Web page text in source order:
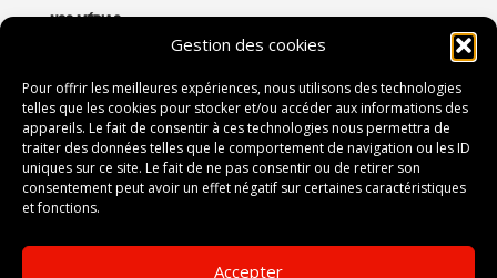
Gestion des cookies
Pour offrir les meilleures expériences, nous utilisons des technologies
telles que les cookies pour stocker et/ou accéder aux informations des
appareils. Le fait de consentir à ces technologies nous permettra de
traiter des données telles que le comportement de navigation ou les ID
uniques sur ce site. Le fait de ne pas consentir ou de retirer son
consentement peut avoir un effet négatif sur certaines caractéristiques
et fonctions.
Accepter
NOS MÉDIAS
VIDÉOTHÈQUE
PHOTOTHÈQUE
CONTACT
2, avenue du Président Vincent Auriol